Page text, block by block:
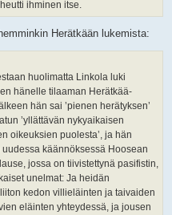
ihminen itse.
Herätkään lukemista:
huolimatta Linkola luki
hänelle tilaaman Herätkää-
hän sai ’pienen herätyksen’
’yllättävän nykyaikaisen
oikeuksien puolesta’, ja hän
käännöksessä Hoosean
jossa on tiivistettynä pasifistin,
unelmat: Ja heidän
kedon villieläinten ja taivaiden
eläinten yhteydessä, ja jousen